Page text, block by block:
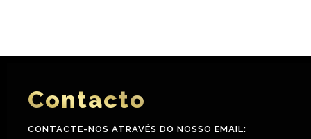
Contacto
CONTACTE-NOS ATRAVÉS DO NOSSO EMAIL: